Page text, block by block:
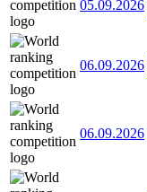
05.09.2026
06.09.2026
06.09.2026